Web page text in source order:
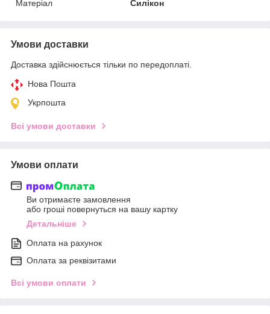
Матеріал
Силікон
Умови доставки
Доставка здійснюється тільки по передоплаті.
Нова Пошта
Укрпошта
Всі умови доставки
Умови оплати
Ви отримаєте замовлення
або гроші повернуться на вашу картку
Детальніше
Оплата на рахунок
Оплата за реквізитами
Всі умови оплати